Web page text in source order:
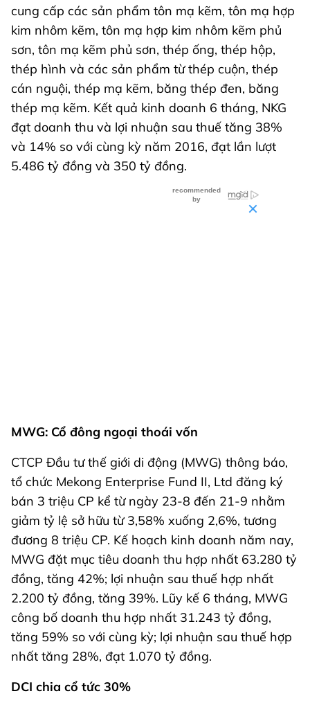
cung cấp các sản phẩm tôn mạ kẽm, tôn mạ hợp
kim nhôm kẽm, tôn mạ hợp kim nhôm kẽm phủ
sơn, tôn mạ kẽm phủ sơn, thép ống, thép hộp,
thép hình và các sản phẩm từ thép cuộn, thép
cán nguội, thép mạ kẽm, băng thép đen, băng
thép mạ kẽm. Kết quả kinh doanh 6 tháng, NKG
đạt doanh thu và lợi nhuận sau thuế tăng 38%
và 14% so với cùng kỳ năm 2016, đạt lần lượt
5.486 tỷ đồng và 350 tỷ đồng.
MWG: Cổ đông ngoại thoái vốn
CTCP Đầu tư thế giới di động (MWG) thông báo,
tổ chức Mekong Enterprise Fund II, Ltd đăng ký
bán 3 triệu CP kể từ ngày 23-8 đến 21-9 nhằm
giảm tỷ lệ sở hữu từ 3,58% xuống 2,6%, tương
đương 8 triệu CP. Kế hoạch kinh doanh năm nay,
MWG đặt mục tiêu doanh thu hợp nhất 63.280 tỷ
đồng, tăng 42%; lợi nhuận sau thuế hợp nhất
2.200 tỷ đồng, tăng 39%. Lũy kế 6 tháng, MWG
công bố doanh thu hợp nhất 31.243 tỷ đồng,
tăng 59% so với cùng kỳ; lợi nhuận sau thuế hợp
nhất tăng 28%, đạt 1.070 tỷ đồng.
DCI chia cổ tức 30%